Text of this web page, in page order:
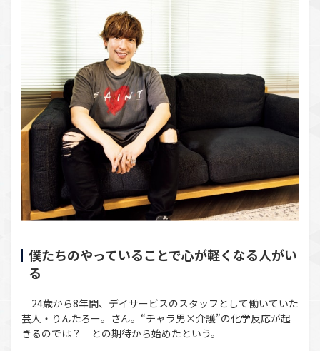
僕たちのやっていることで心が軽くなる人がい
る
24歳から8年間、デイサービスのスタッフとして働いていた
芸人・りんたろー。さん。“チャラ男×介護”の化学反応が起
きるのでは？ との期待から始めたという。